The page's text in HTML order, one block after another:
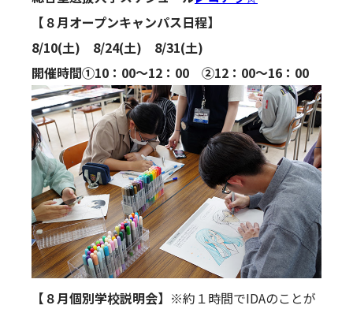
【８月オープンキャンパス日程】
8/10(土) 8/24(土) 8/31(土)
開催時間①10：00～12：00 ②12：00～16：00
【８月個別学校説明会】 ※約１時間でIDAのことが